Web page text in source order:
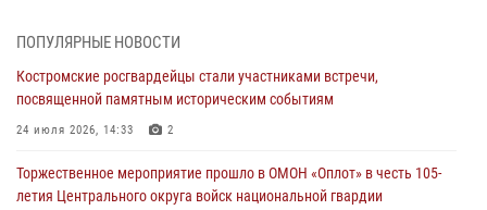
Управления Росгвардии
30 июля 2026, 10:39 9
Костромичи активно используют портал «Единых государственных
29 июля 2026, 06:26 1
ПОПУЛЯРНЫЕ НОВОСТИ
Костромские росгвардейцы стали участниками встречи,
посвященной памятным историческим событиям
24 июля 2026, 14:33 2
Торжественное мероприятие прошло в ОМОН «Оплот» в честь 105-
летия Центрального округа войск национальной гвардии